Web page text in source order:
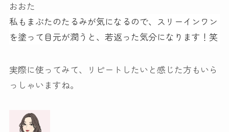
おおた
私もまぶたのたるみが気になるので、スリーインワン
を塗って目元が潤うと、若返った気分になります！笑
実際に使ってみて、リピートしたいと感じた方もいら
っしゃいますね。